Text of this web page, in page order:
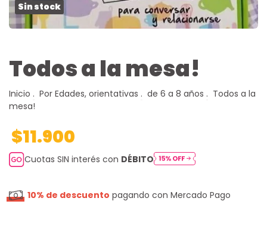
Todos a la mesa!
Inicio . Por Edades, orientativas . de 6 a 8 años . Todos a la
mesa!
$11.900
Cuotas SIN interés con DÉBITO
10% de descuento pagando con Mercado Pago
Sin stock